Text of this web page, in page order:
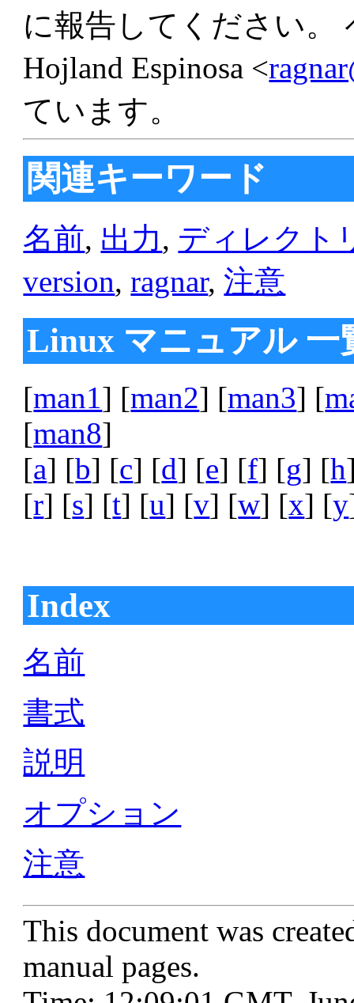
に報告してください。
Hojland Espinosa <
ています。
関連キーワード
名前, 出力, ディレクト
version,ragnar,注意
Linux マニュアル 一
[man1] [man2] [man3] [
[man8]
[a] [b] [c] [d] [e] [f] [g] [h
[r] [s] [t] [u] [v] [w] [x] [y
Index
名前
書式
説明
オプション
注意
This document was
manual pages.